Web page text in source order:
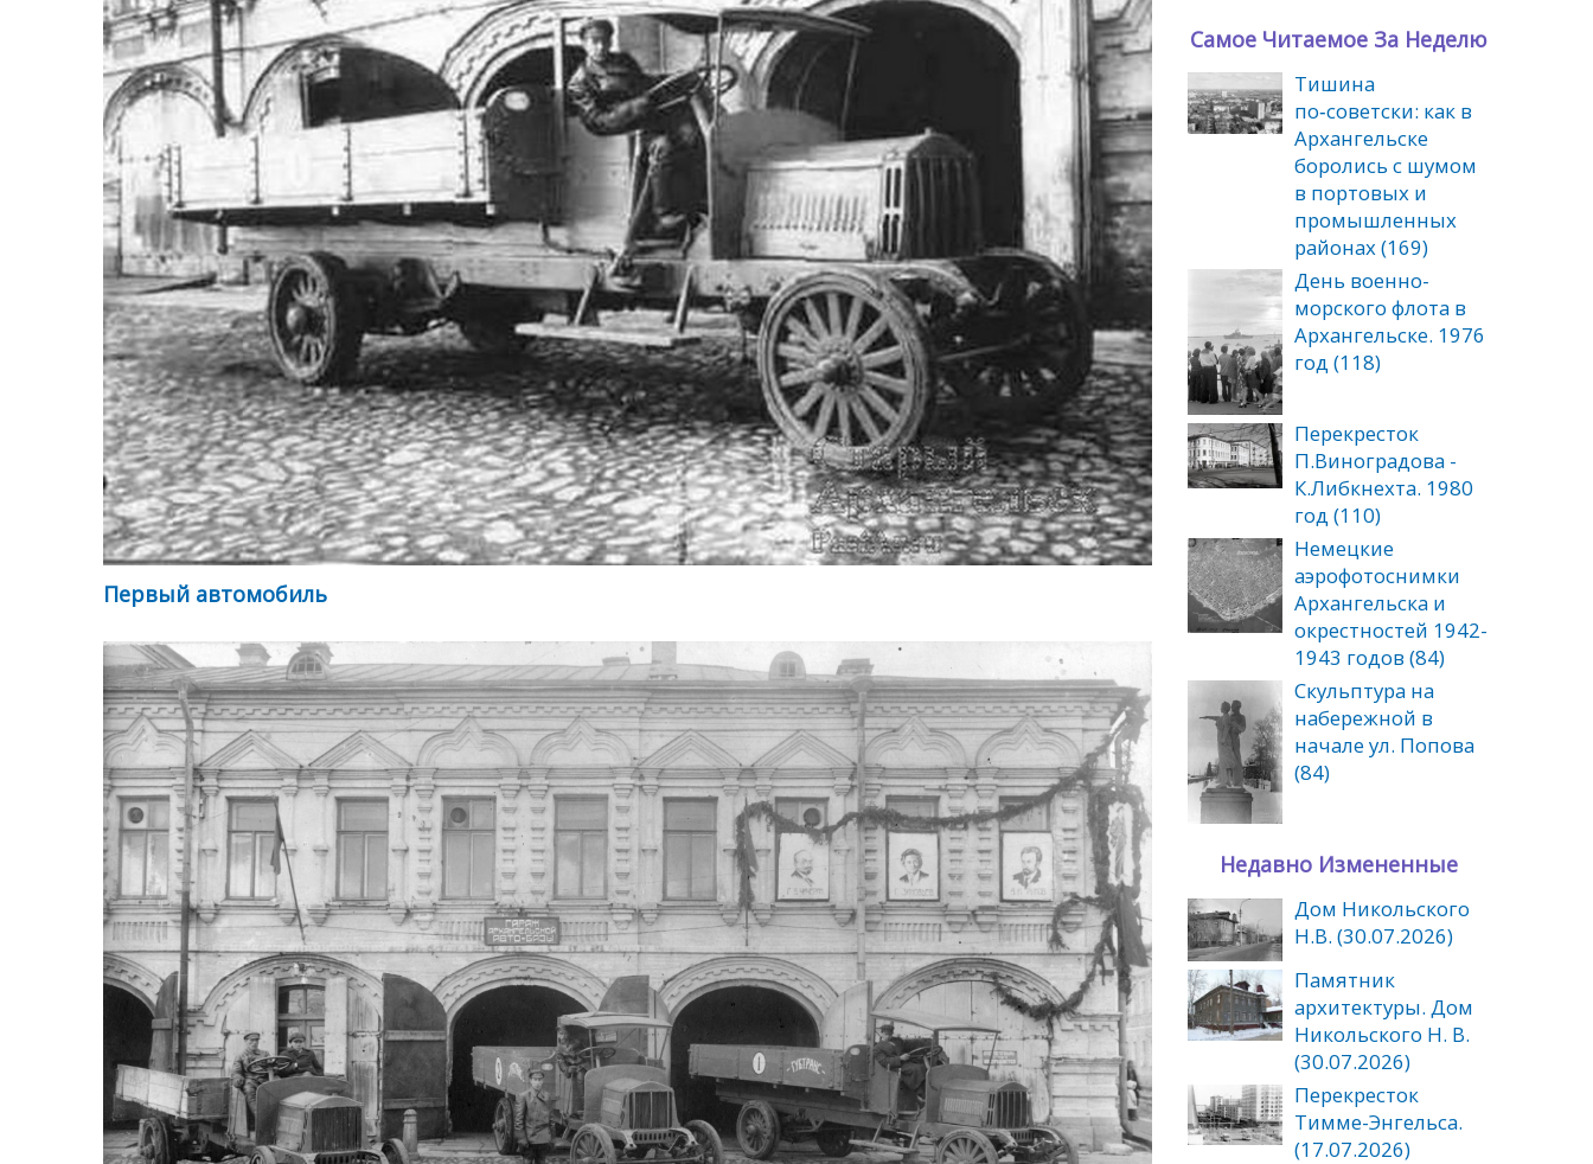
Первый автомобиль
Самое Читаемое За Неделю
Тишина
по‑советски: как в
Архангельске
боролись с шумом
в портовых и
промышленных
районах (169)
День военно-
морского флота в
Архангельске. 1976
год (118)
Перекресток
П.Виноградова -
К.Либкнехта. 1980
год (110)
Немецкие
аэрофотоснимки
Архангельска и
окрестностей 1942-
1943 годов (84)
Скульптура на
набережной в
начале ул. Попова
(84)
Недавно Измененные
Дом Никольского
Н.В. (30.07.2026)
Памятник
архитектуры. Дом
Никольского Н. В.
(30.07.2026)
Перекресток
Тимме-Энгельса.
(17.07.2026)